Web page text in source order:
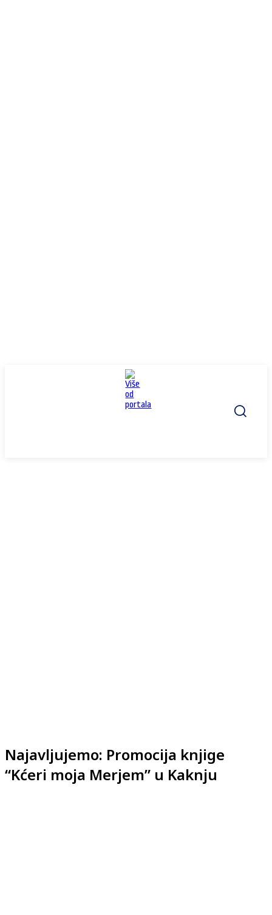
Najavljujemo: Promocija knjige
“Kćeri moja Merjem” u Kaknju